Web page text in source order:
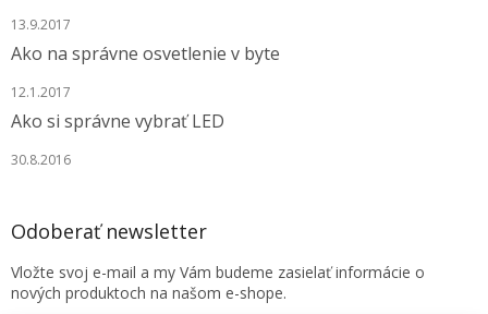
13.9.2017
Ako na správne osvetlenie v byte
12.1.2017
Ako si správne vybrať LED
30.8.2016
Odoberať newsletter
Vložte svoj e-mail a my Vám budeme zasielať informácie o
nových produktoch na našom e-shope.